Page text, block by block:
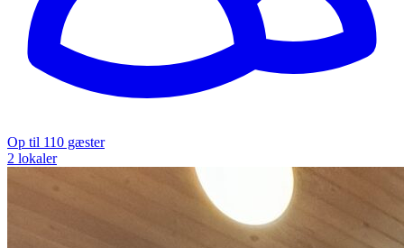
Op til 110 gæster
2 lokaler